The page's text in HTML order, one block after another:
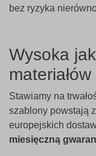
bez ryzyka
Wysoka
materiałów
Stawiamy na
szablony powstają
europejskich
miesięczną